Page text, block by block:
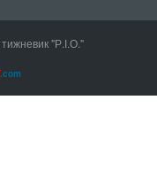
"Р.І.О."
.com